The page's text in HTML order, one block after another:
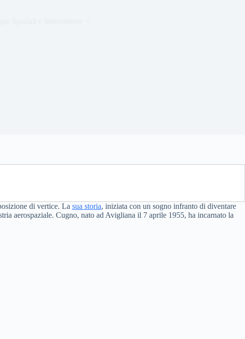
di vertice. La sua storia, iniziata con un sogno infranto di diventare
aerospaziale. Cugno, nato ad Avigliana il 7 aprile 1955, ha incarnato la